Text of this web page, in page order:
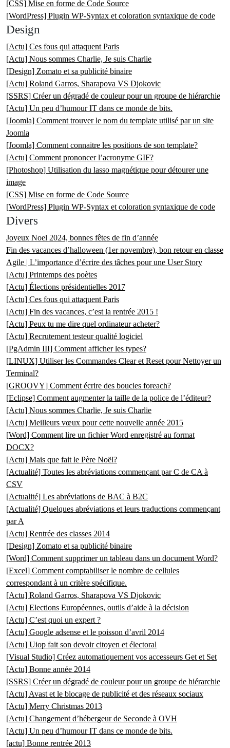
[CSS] Mise en forme de Code Source
[WordPress] Plugin WP-Syntax et coloration syntaxique de code
Design
[Actu] Ces fous qui attaquent Paris
[Actu] Nous sommes Charlie, Je suis Charlie
[Design] Zomato et sa publicité binaire
[Actu] Roland Garros, Sharapova VS Djokovic
[SSRS] Créer un dégradé de couleur pour un groupe de hiérarchie
[Actu] Un peu d’humour IT dans ce monde de bits.
[Joomla] Comment trouver le nom du template utilisé par un site
Joomla
[Joomla] Comment connaitre les positions de son template?
[Actu] Comment prononcer l’acronyme GIF?
[Photoshop] Utilisation du lasso magnétique pour détourer une
image
[CSS] Mise en forme de Code Source
[WordPress] Plugin WP-Syntax et coloration syntaxique de code
Divers
Joyeux Noel 2024, bonnes fêtes de fin d’année
Fin des vacances d’halloween (1er novembre), bon retour en classe
Agile | L’importance d’écrire des tâches pour une User Story
[Actu] Printemps des poètes
[Actu] Élections présidentielles 2017
[Actu] Ces fous qui attaquent Paris
[Actu] Fin des vacances, c’est la rentrée 2015 !
[Actu] Peux tu me dire quel ordinateur acheter?
[Actu] Recrutement testeur qualité logiciel
[PgAdmin III] Comment afficher les types?
[LINUX] Utiliser les Commandes Clear et Reset pour Nettoyer un
Terminal?
[GROOVY] Comment écrire des boucles foreach?
[Eclipse] Comment augmenter la taille de la police de l’éditeur?
[Actu] Nous sommes Charlie, Je suis Charlie
[Actu] Meilleurs vœux pour cette nouvelle année 2015
[Word] Comment lire un fichier Word enregistré au format
DOCX?
[Actu] Mais que fait le Père Noël?
[Actualité] Toutes les abréviations commençant par C de CA à
CSV
[Actualité] Les abréviations de BAC à B2C
[Actualité] Quelques abréviations et leurs traductions commençant
par A
[Actu] Rentrée des classes 2014
[Design] Zomato et sa publicité binaire
[Word] Comment supprimer un tableau dans un document Word?
[Excel] Comment comptabiliser le nombre de cellules
correspondant à un critère spécifique.
[Actu] Roland Garros, Sharapova VS Djokovic
[Actu] Elections Européennes, outils d’aide à la décision
[Actu] C’est quoi un expert ?
[Actu] Google adsense et le poisson d’avril 2014
[Actu] Uiop fait son devoir citoyen et électoral
[Visual Studio] Créez automatiquement vos accesseurs Get et Set
[Actu] Bonne année 2014
[SSRS] Créer un dégradé de couleur pour un groupe de hiérarchie
[Actu] Avast et le blocage de publicité et des réseaux sociaux
[Actu] Merry Christmas 2013
[Actu] Changement d’hébergeur de Seconde à OVH
[Actu] Un peu d’humour IT dans ce monde de bits.
[actu] Bonne rentrée 2013